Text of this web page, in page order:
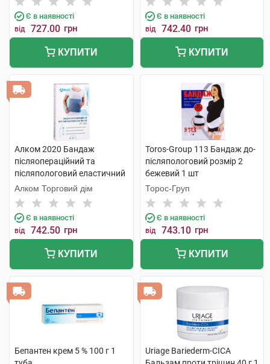
Є в наявності
від 727.00 грн
КУПИТИ
Є в наявності
від 742.40 грн
КУПИТИ
Алком 2020 Бандаж
післяопераційний та
післяпологовий еластичний
розмір 1 1 шт
Алком Торговий дім
Є в наявності
від 742.50 грн
КУПИТИ
Toros-Group 113 Бандаж до-
післяпологовий розмір 2
бежевий 1 шт
Торос-Груп
Є в наявності
від 743.10 грн
КУПИТИ
Бепантен крем 5 % 100 г 1
Uriage Bariederm-CICA